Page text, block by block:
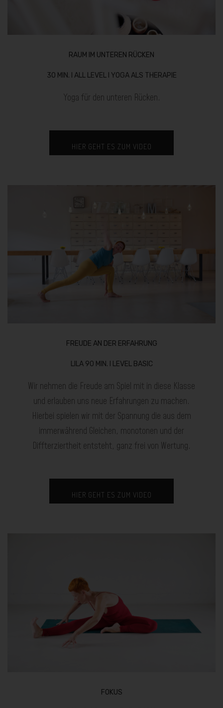
RAUM IM UNTEREN RÜCKEN
30 MIN. I ALL LEVEL I YOGA ALS THERAPIE
Yoga für den unteren Rücken.
HIER GEHT ES ZUM VIDEO
FREUDE AN DER ERFAHRUNG
LILA 90 MIN. I LEVEL BASIC
Wir nehmen die Freude am Spiel mit in diese Klasse
und erlauben uns neue Erfahrungen zu machen.
Hierbei spielen wir mit der Spannung die aus dem
immerwährend Gleichen, monotonen und der
Diffterziertheit entsteht, ganz frei von Wertung.
HIER GEHT ES ZUM VIDEO
FOKUS